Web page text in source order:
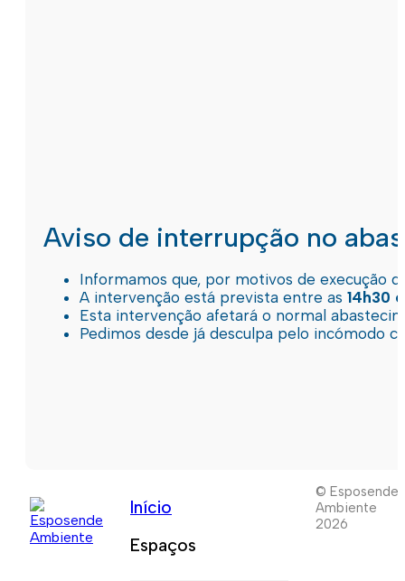
Aviso de interrupção no
Informamos que, por motivos de execução
A intervenção está prevista entre as 14h30
Esta intervenção afetará o normal
Pedimos desde já desculpa pelo incómodo
Início
Espaços
© Esposende
Ambiente
2026